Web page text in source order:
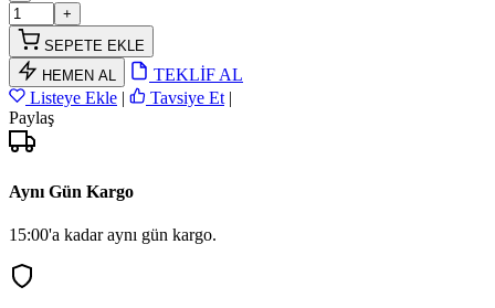
SEPETE EKLE
HEMEN AL
TEKLİF AL
Listeye Ekle | Tavsiye Et |
Paylaş
Aynı Gün Kargo
15:00'a kadar aynı gün kargo.